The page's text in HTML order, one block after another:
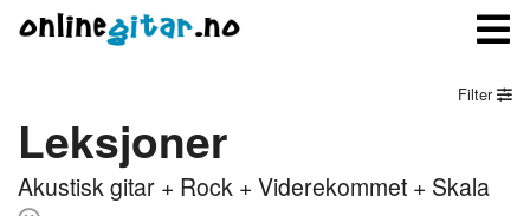
Meny
Logg inn
Filter
Leksjoner
Akustisk gitar + Rock + Viderekommet + Skala